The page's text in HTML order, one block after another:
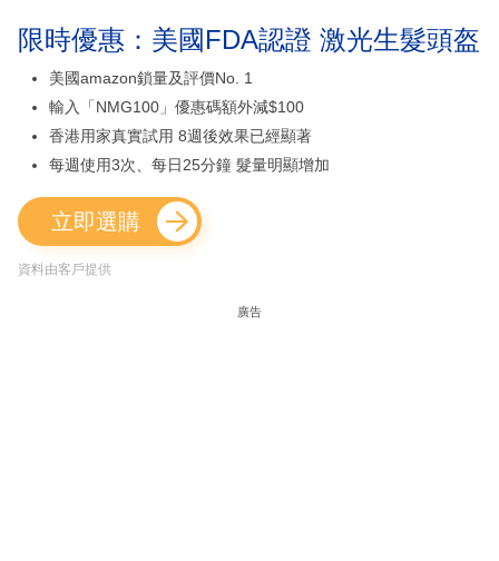
限時優惠：美國FDA認證 激光生髮頭盔
美國amazon鎖量及評價No. 1
輸入「NMG100」優惠碼額外減$100
香港用家真實試用 8週後效果已經顯著
每週使用3次、每日25分鐘 髮量明顯增加
立即選購
資料由客戶提供
廣告